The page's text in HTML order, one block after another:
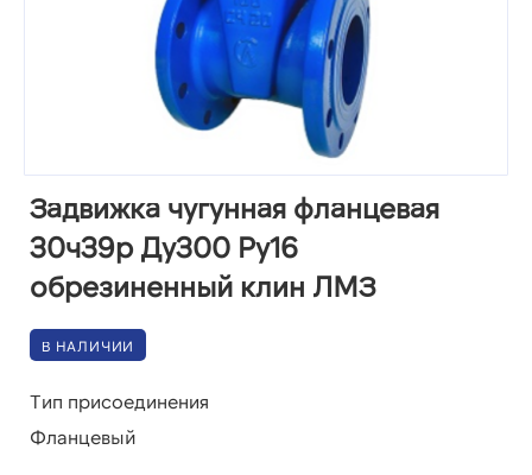
Задвижка чугунная фланцевая
30ч39р Ду300 Ру16
обрезиненный клин ЛМЗ
В НАЛИЧИИ
Тип присоединения
Фланцевый